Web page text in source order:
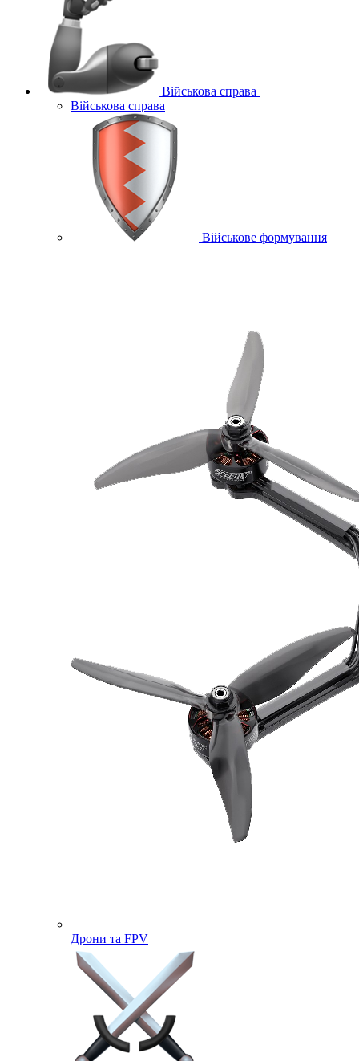
Військова справа
Військова справа
Військове формування
Дрони та FPV